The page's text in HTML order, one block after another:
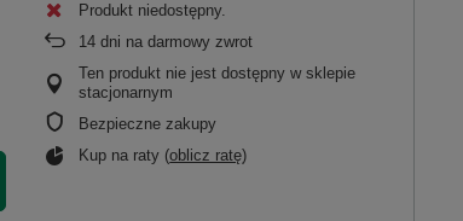
Produkt niedostępny
14 dni na darmowy zwrot
Ten produkt nie jest dostępny w sklepie
stacjonarnym
Bezpieczne zakupy
Kup na raty (oblicz ratę)